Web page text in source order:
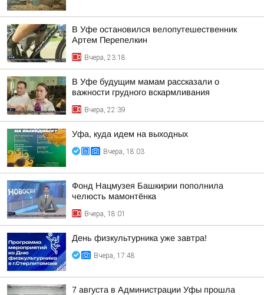
В Уфе остановился велопутешественник
Артем Перепелкин
Вчера, 23:18
В Уфе будущим мамам рассказали о
важности грудного вскармливания
Вчера, 22:39
Уфа, куда идем на выходных
Вчера, 18:03
Фонд Нацмузея Башкирии пополнила
челюсть мамонтёнка
Вчера, 18:01
День физкультурника уже завтра!
Вчера, 17:48
7 августа в Администрации Уфы прошла